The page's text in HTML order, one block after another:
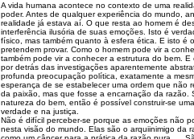
A vida humana acontece no contexto de uma
poder. Antes de qualquer experiência do mundo,
realidade já estava aí. O que resta ao homem é
interferência ilusória de suas emoções. Isto é
físico, mas também quanto à esfera ética. E isto é
pretendem provar. Como o homem pode vir a
também pode vir a conhecer a estrutura do bem.
por detrás das investigações aparentemente
profunda preocupação política, exatamente a
esperança de se estabelecer uma ordem que não
da paixão, mas que fosse a encarnação da razão.
natureza do bem, então é possível construir-se
verdade e na justiça.
Não é difícil perceber-se porque as emoções não
nesta visão do mundo. Elas são o arquiinimigo da